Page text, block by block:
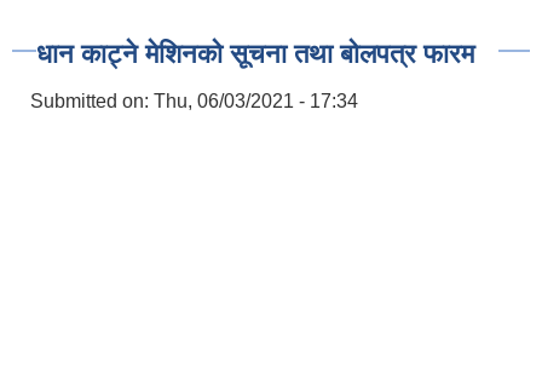
धान काट्ने मेशिनको सूचना तथा बोलपत्र फारम
Submitted on: Thu, 06/03/2021 - 17:34